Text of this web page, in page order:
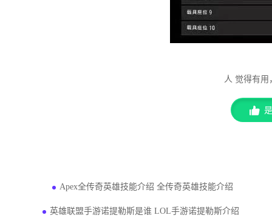
人 觉得有用
是
Apex全传奇英雄技能介绍 全传奇英雄技能介绍
英雄联盟手游诺提勒斯是谁 LOL手游诺提勒斯介绍